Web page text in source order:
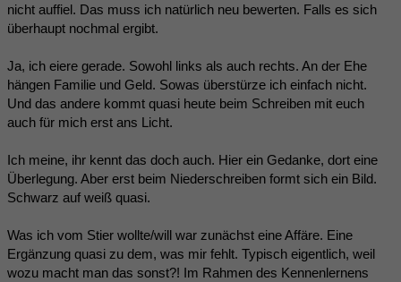
nicht auffiel. Das muss ich natürlich neu bewerten. Falls es sich
überhaupt nochmal ergibt.
Ja, ich eiere gerade. Sowohl links als auch rechts. An der Ehe
hängen Familie und Geld. Sowas überstürze ich einfach nicht.
Und das andere kommt quasi heute beim Schreiben mit euch
auch für mich erst ans Licht.
Ich meine, ihr kennt das doch auch. Hier ein Gedanke, dort eine
Überlegung. Aber erst beim Niederschreiben formt sich ein Bild.
Schwarz auf weiß quasi.
Was ich vom Stier wollte/will war zunächst eine Affäre. Eine
Ergänzung quasi zu dem, was mir fehlt. Typisch eigentlich, weil
wozu macht man das sonst?! Im Rahmen des Kennenlernens